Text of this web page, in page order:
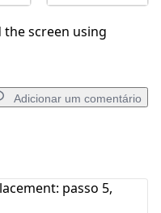
screen using
Adicionar um comentário